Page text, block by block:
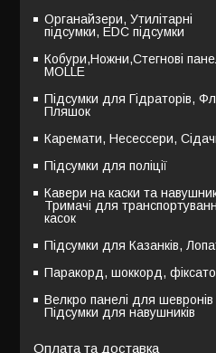
Органайзери, Утилітарні
підсумки, EDC підсумки
Кобури,Ножни,Стегнові
MOLLE
Підсумки для Гідраторів,
Пляшок
Каремати, Несессери,
Підсумки для поліції
Кавери на каски та
Тримачі для
касок
Підсумки для Казанків,
Паракорд, шоккорд,
Велкро панелі для шевронів
Підсумки для навушників
Оплата та доставка